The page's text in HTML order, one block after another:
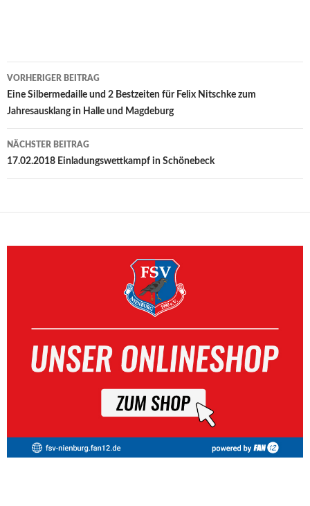
Beitrags-
Navigation
VORHERIGER BEITRAG
Eine Silbermedaille und 2 Bestzeiten für Felix Nitschke zum
Jahresausklang in Halle und Magdeburg
NÄCHSTER BEITRAG
17.02.2018 Einladungswettkampf in Schönebeck